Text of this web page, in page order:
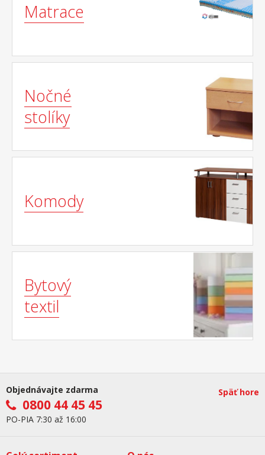
Matrace
Nočné
stolíky
Komody
Bytový
textil
Objednávajte zdarma
0800 44 45 45
PO-PIA 7:30 až 16:00
Späť hore